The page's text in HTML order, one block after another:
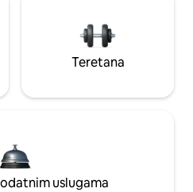
Teretana
uslugama